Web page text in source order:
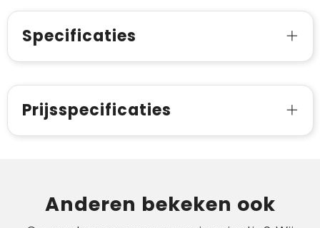
Specificaties
Prijsspecificaties
Anderen bekeken ook